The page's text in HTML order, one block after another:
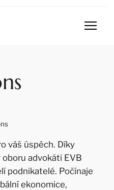
váš úspěch. Díky
advokáti EVB
podnikatelé. Počínaje
ekonomice,